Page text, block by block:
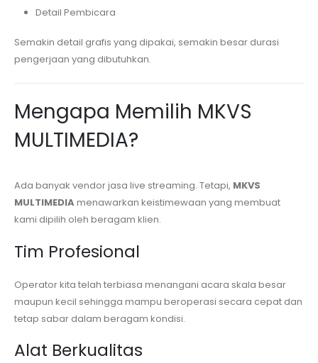
Detail Pembicara
Semakin detail grafis yang dipakai, semakin besar durasi
pengerjaan yang dibutuhkan.
Mengapa Memilih MKVS
MULTIMEDIA?
Ada banyak vendor jasa live streaming. Tetapi, MKVS
MULTIMEDIAmenawarkan keistimewaan yang membuat
kami dipilih oleh beragam klien.
Tim Profesional
Operator kita telah terbiasa menangani acara skala besar
maupun kecil sehingga mampu beroperasi secara cepat dan
tetap sabar dalam beragam kondisi.
Alat Berkualitas